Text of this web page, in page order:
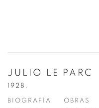
JULIO LE PARC
1928.
BIOGRAFÍA OBRAS